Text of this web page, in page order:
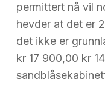
permittert nå vil
hevder at det er
det ikke er
kr 17 900,00 kr